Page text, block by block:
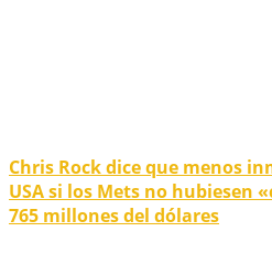
Chris Rock dice que menos
USA si los Mets no hubiesen
765 millones del dólares